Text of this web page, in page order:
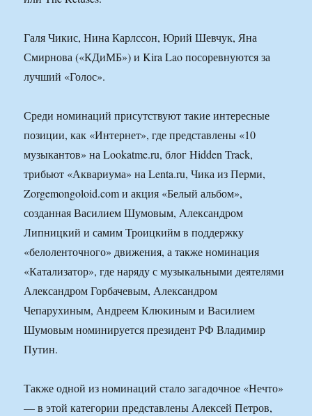
Галя Чикис, Нина Карлссон, Юрий Шевчук, Яна
Смирнова («КДиМБ») и Kira Lao посоревнуются за
лучший «Голос».
Среди номинаций присутствуют такие интересные
позиции, как «Интернет», где представлены «10
музыкантов» на Lookatme.ru, блог Hidden Track,
трибьют «Аквариума» на Lenta.ru, Чика из Перми,
Zorgemongoloid.com и акция «Белый альбом»,
созданная Василием Шумовым, Александром
Липницкий и самим Троицкийм в поддержку
«белоленточного» движения, а также номинация
«Катализатор», где наряду с музыкальными деятелями
Александром Горбачевым, Александром
Чепарухиным, Андреем Клюкиным и Василием
Шумовым номинируется президент РФ Владимир
Путин.
Также одной из номинаций стало загадочное «Нечто»
— в этой категории представлены Алексей Петров,